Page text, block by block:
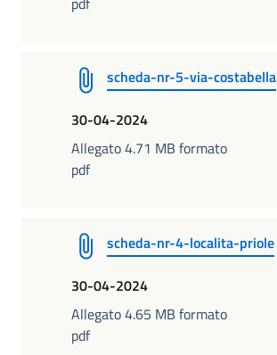
scheda-nr-5-via-costabella
30-04-2024
Allegato 4.71 MB formato
pdf
scheda-nr-4-localita-priole
30-04-2024
Allegato 4.65 MB formato
pdf